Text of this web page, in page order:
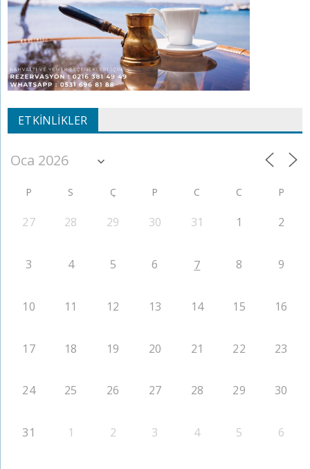
ETKINLIKLER
P S Ç P C C P
27 28 29 30 31 1 2
3 4 5 6 7 8 9
10 11 12 13 14 15 16
17 18 19 20 21 22 23
24 25 26 27 28 29 30
31 1 2 3 4 5 6